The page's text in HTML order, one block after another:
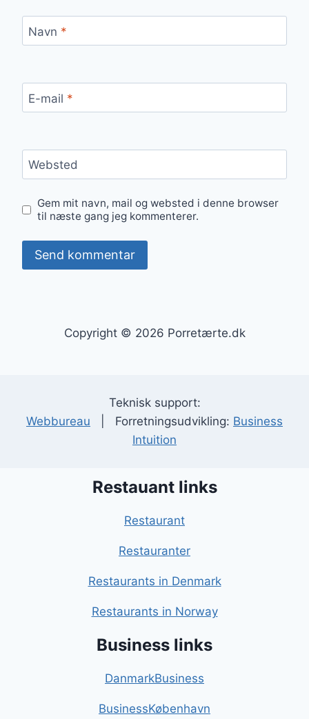
Navn *
E-mail *
Websted
Gem mit navn, mail og websted i denne browser
til næste gang jeg kommenterer.
Copyright © 2026 Porretærte.dk
Teknisk support:
Webbureau | Forretningsudvikling: Business
Intuition
Restauant links
Restaurant
Restauranter
Restaurants in Denmark
Restaurants in Norway
Business links
DanmarkBusiness
BusinessKøbenhavn